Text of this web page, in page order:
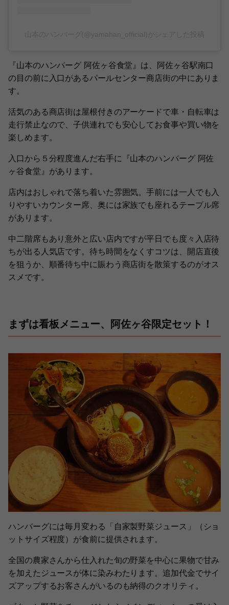
『山本のハンバーグ 阿佐ヶ谷食堂』は、阿佐ヶ谷駅南口
の目の前に入口があるパールセンター商店街の中にありま
す。
活気のある商店街は屋根付きのアーケードで車・自転車は
走行禁止なので、子供連れでも安心してお食事や買い物を
楽しめます。
入口から５分程度進んだ右手に『山本のハンバーグ 阿佐
ヶ谷食堂』があります。
店内はおしゃれで落ち着いた雰囲気。手前には一人でも入
りやすいカウンター席、奥には家族でも座れるテーブル席
があります。
中二階席もあり意外と広い店内ですが平日でも度々入店待
ちが出る人気店です。待ち時間をなくすコツは、開店直後
を狙うか、順番待ち中に賑わう商店街を散策するのがオス
スメです。
まずは看板メニュー、阿佐ヶ谷限定セット！
ハンバーグには毎月変わる「自家製野菜ジュース」（ショ
ットサイズ程度）が食前に提供されます。
全国の農家さんから仕入れた旬の野菜を中心に果物で甘み
を加えたジュースが体に染みわたります。追加代金でサイ
ズアップするお客さんがいるのも納得のクオリティ。